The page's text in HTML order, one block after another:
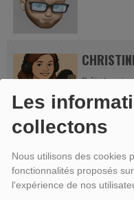
Les
collectons
Nous utilisons des cookies
fonctionnalités proposés
l'expérience de nos
Prête ta voix
Directeur et